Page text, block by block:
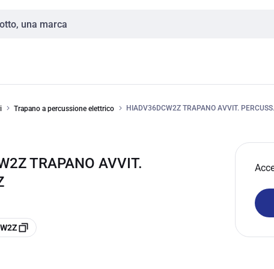
Trapano a percussione elettrico HIADV36DCW2Z TRAPANO AVVIT.
TRAPANO AVVIT.